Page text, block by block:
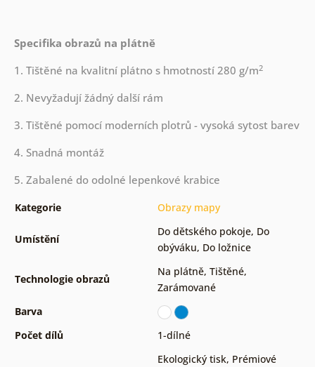
Specifika obrazů na plátně
1. Tištěné na kvalitní plátno s hmotností 280 g/m2
2. Nevyžadují žádný další rám
3. Tištěné pomocí moderních plotrů - vysoká sytost barev
4. Snadná montáž
5. Zabalené do odolné lepenkové krabice
Kategorie Obrazy mapy
Umístění
Do dětského pokoje, Do
obýváku, Do ložnice
Technologie obrazů
Na plátně, Tištěné,
Zarámované
Barva
Počet dílů
1-dílné
Ekologický tisk, Prémiové